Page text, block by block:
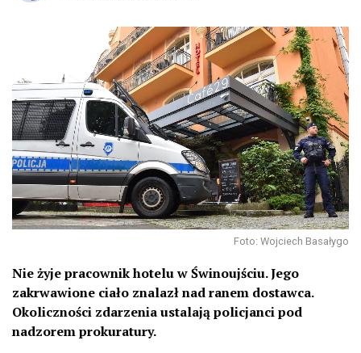
Foto: Wojciech Basałygo
Nie żyje pracownik hotelu w Świnoujściu. Jego
zakrwawione ciało znalazł nad ranem dostawca.
Okoliczności zdarzenia ustalają policjanci pod
nadzorem prokuratury.